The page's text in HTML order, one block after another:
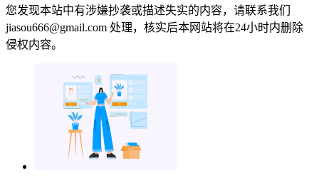
您发现本站中有涉嫌抄袭或描述失实的内容，请联系我们
jiasou666@gmail.com 处理，核实后本网站将在24小时内删除
侵权内容。